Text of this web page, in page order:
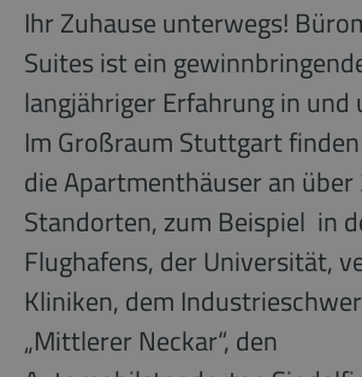
Ihr Zuhause unterwegs!
Suites ist ein
langjähriger Erfahrung in
Im Großraum Stuttgart
die Apartmenthäuser an über
Standorten, zum Beispiel in
Flughafens, der Universität,
Kliniken, dem
„Mittlerer Neckar“, den